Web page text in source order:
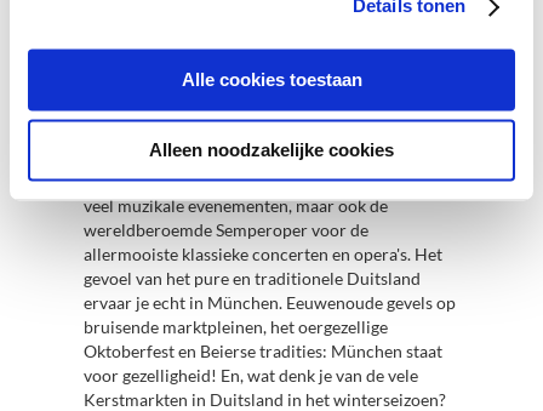
Details tonen
Alle cookies toestaan
Alleen noodzakelijke cookies
'onbekende' Frankfurt? In deze moderne stad vind
wolkenkrabbers. Hoe gaaf is het om hier iets te
drinken?
Voor een op-en-top muzikale beleving ga je naar
het cultuurrijke en barokke Dresden: je vindt hier
veel muzikale evenementen, maar ook de
wereldberoemde Semperoper voor de
allermooiste klassieke concerten en opera's. Het
gevoel van het pure en traditionele Duitsland
ervaar je echt in München. Eeuwenoude gevels op
bruisende marktpleinen, het oergezellige
Oktoberfest en Beierse tradities: München staat
voor gezelligheid! En, wat denk je van de vele
Kerstmarkten in Duitsland in het winterseizoen?